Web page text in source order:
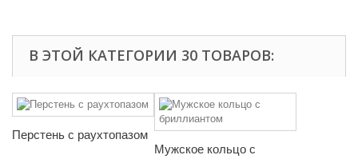
В ЭТОЙ КАТЕГОРИИ 30 ТОВАРОВ:
Перстень с раухтопазом
Мужское кольцо с